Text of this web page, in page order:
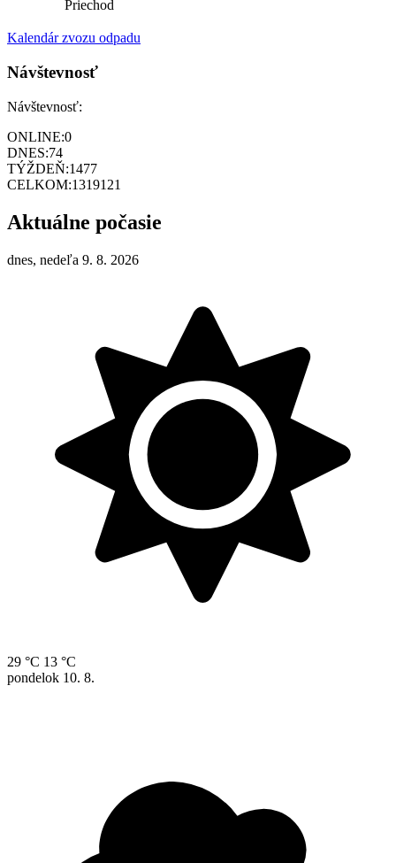
Priechod
Kalendár zvozu odpadu
Návštevnosť
Návštevnosť:
ONLINE:0
DNES:74
TÝŽDEŇ:1477
CELKOM:1319121
Aktuálne počasie
dnes, nedeľa 9. 8. 2026
29 °C 13 °C
pondelok 10. 8.